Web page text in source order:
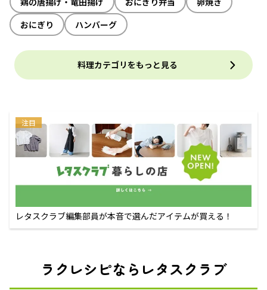
おにぎり
ハンバーグ
料理カテゴリをもっと見る
注目
レタスクラブ編集部員が本音で選んだアイテムが買える！
ラクレシピならレタスクラブ